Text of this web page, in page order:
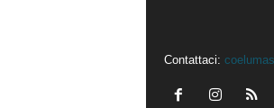
Contattaci: